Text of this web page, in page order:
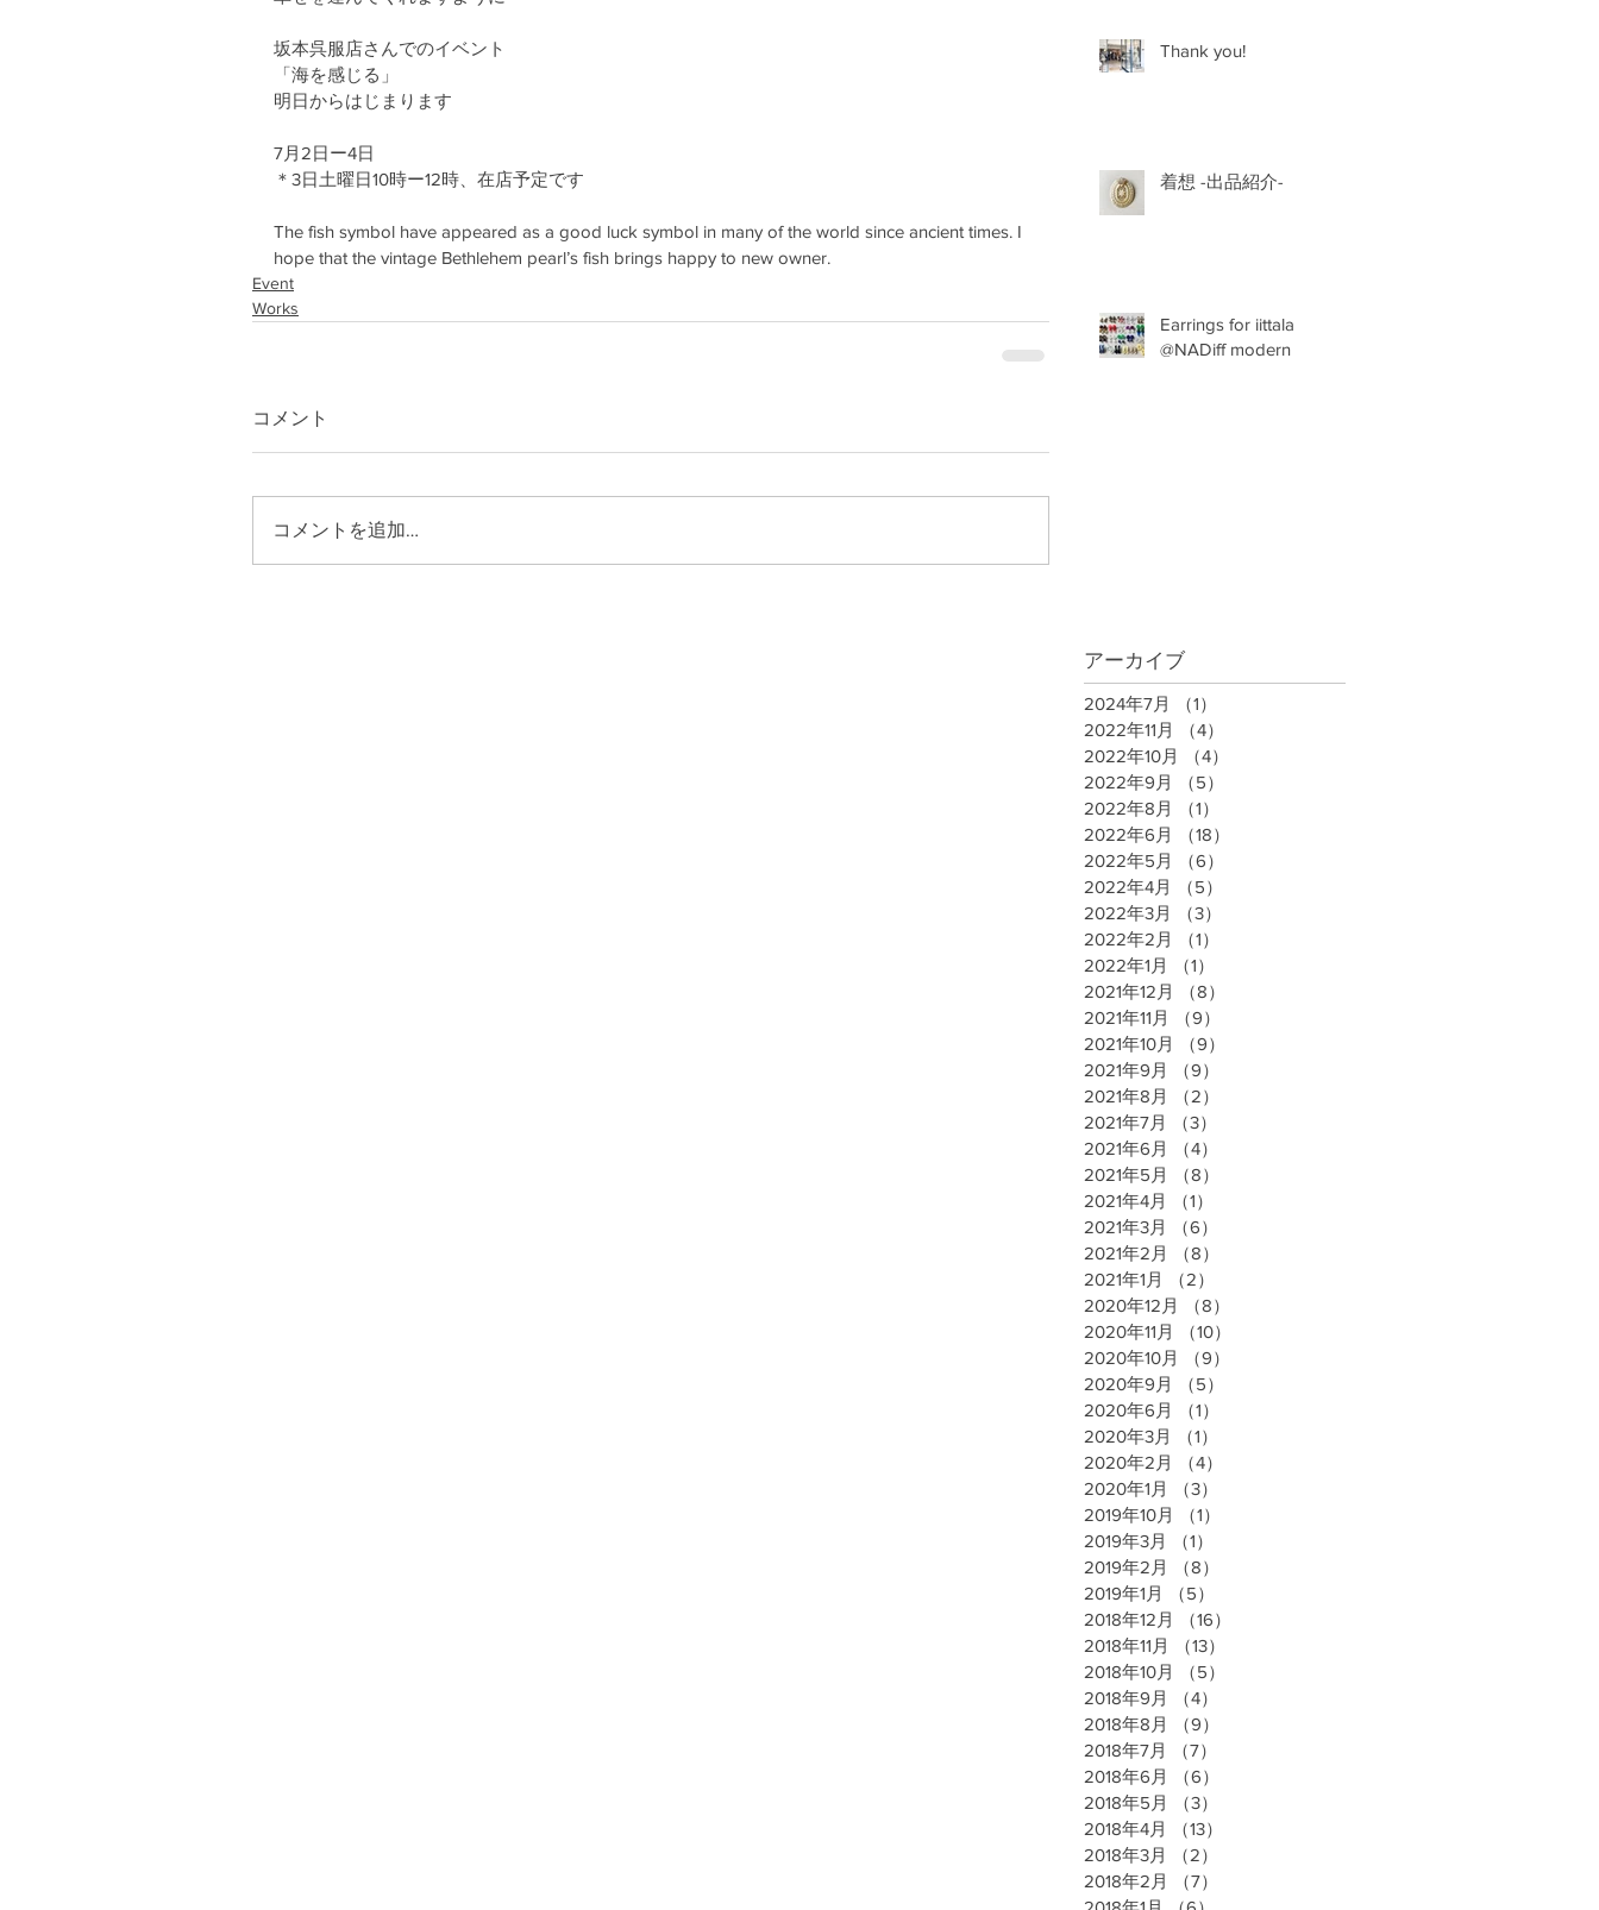
坂本呉服店さんでのイベント
「海を感じる」
明日からはじまります
7月2日ー4日
＊3日土曜日10時ー12時、在店予定です
The fish symbol have appeared as a good luck symbol in many of the world since ancient times. I
hope that the vintage Bethlehem pearl’s fish brings happy to new owner.
Event
Works
コメント
コメントを追加…
Thank you!
着想 -出品紹介-
Earrings for iittala
@NADiff modern
アーカイブ
2024年7月 （1）
2022年11月
（4）
2022年10月
（4）
2022年9月
（5）
2022年8月
（1）
2022年6月
（18）
2022年5月
（6）
2022年4月
（5）
2022年3月
（3）
2022年2月
（1）
2022年1月
（1）
2021年12月
（8）
2021年11月
（9）
2021年10月
（9）
2021年9月
（9）
2021年8月
（2）
2021年7月
（3）
2021年6月
（4）
2021年5月
（8）
2021年4月
（1）
2021年3月
（6）
2021年2月
（8）
2021年1月
（2）
2020年12月
（8）
2020年11月
（10）
2020年10月
（9）
2020年9月
（5）
2020年6月
（1）
2020年3月
（1）
2020年2月
（4）
2020年1月
（3）
2019年10月
（1）
2019年3月
（1）
2019年2月
（8）
2019年1月
（5）
2018年12月
（16）
2018年11月
（13）
2018年10月
（5）
2018年9月
（4）
2018年8月
（9）
2018年7月
（7）
2018年6月
（6）
2018年5月
（3）
2018年4月
（13）
2018年3月
（2）
2018年2月
（7）